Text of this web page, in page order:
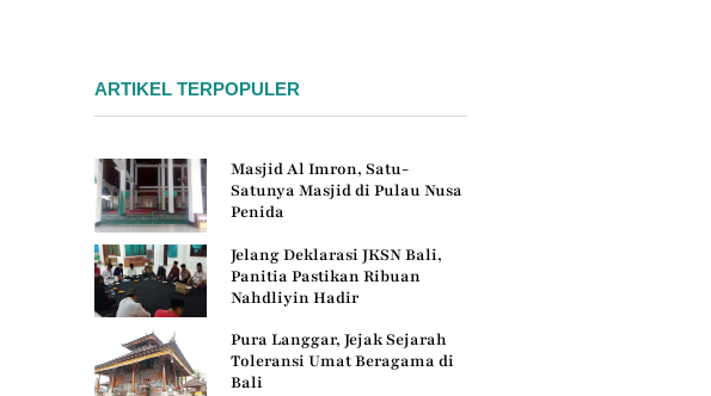
ARTIKEL TERPOPULER
Masjid Al Imron, Satu-
Satunya Masjid di Pulau Nusa
Penida
Jelang Deklarasi JKSN Bali,
Panitia Pastikan Ribuan
Nahdliyin Hadir
Pura Langgar, Jejak Sejarah
Toleransi Umat Beragama di
Bali